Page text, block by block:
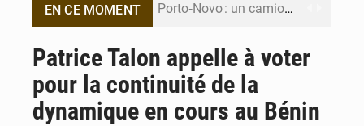
EN CE MOMENT Porto‑Novo : un camion de produits pétroliers embrase Avakpa
Bénin et Canada scellent un partenariat inédit
Patrice Talon appelle à voter
pour la continuité de la
dynamique en cours au Bénin